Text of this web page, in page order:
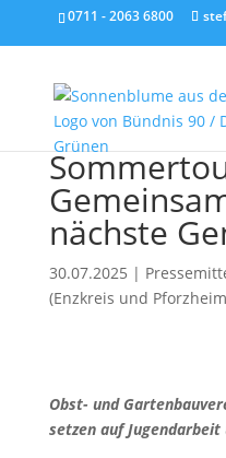
0711 - 2063 6800
nächste
30.07.2025 |
(Enzkreis und
Obst- und
setzen auf